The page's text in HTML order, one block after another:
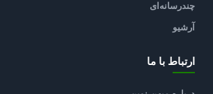
چندرسانه‌ای
آرشیو
ارتباط با ما